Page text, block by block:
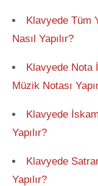
Klavyede
Nasıl Yapılır?
Klavyede Nota
Müzik Notası
Klavyede
Yapılır?
Klavyede
Yapılır?